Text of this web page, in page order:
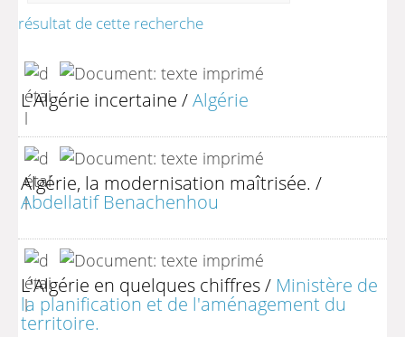
résultat de cette recherche
L'Algérie incertaine /Algérie
Algérie, la modernisation maîtrisée. /
Abdellatif Benachenhou
L'Algérie en quelques chiffres/ Ministère de
la planification et de l'aménagement du
territoire.